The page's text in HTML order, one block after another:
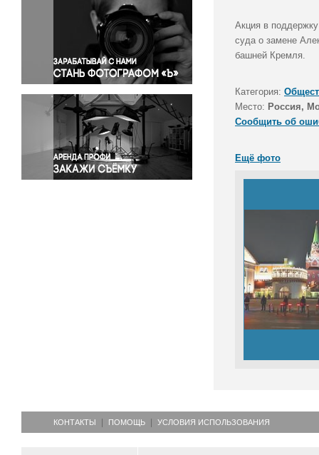
Окружающая среда
Политика
Правосудие
Происшествия и конфликты
Религия
Светская жизнь
Спорт
Экология
Экономика и бизнес
Акция в
суда о замене
башней Кремля.
Категория:
Место: Россия,
Сообщить об
Ещё фото
КОНТАКТЫ ПОМОЩЬ УСЛОВИЯ ИСПОЛЬЗОВАНИЯ